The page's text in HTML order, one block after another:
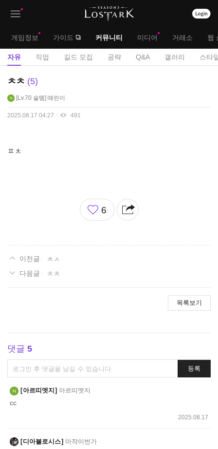
대
메
게임정보 가이드 커뮤니티 미디어 거래소 웹
서
자유 직업 길드 모집 공략 Q&A 갤러리 스타
자
게
ㅊㅊ 5
Lv.70 술뗌 떼린이
2025.08.17 04:27 491
ㅍㅊ
좋
아
6
ㅊㅅ
ㅊㅊ
목록보기
댓글 5
댓
글
쓰
기
등록
아르띠엣지 아르띠엣지
cc
2025.08.17
디아볼로시스 마작이번가